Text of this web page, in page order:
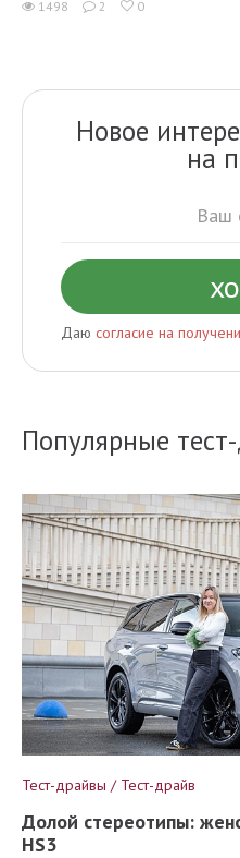
1498 2 0
Новое
на
Даю согласие на
Популярные
Тест-драйвы / Тест-драйв
Долой стереотипы:
HS3